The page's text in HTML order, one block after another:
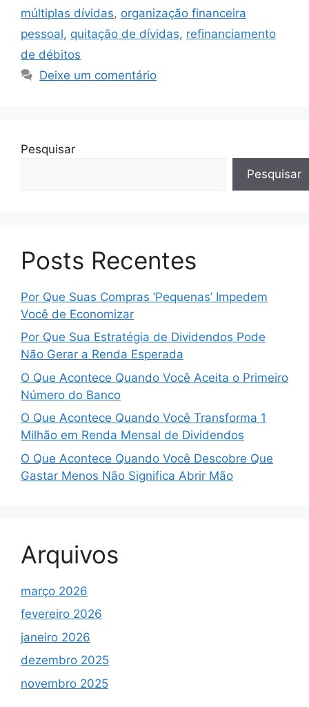
múltiplas dívidas, organização financeira
pessoal, quitação de dívidas, refinanciamento
de débitos
Deixe um comentário
Pesquisar
Pesquisar
Posts Recentes
Por Que Suas Compras ‘Pequenas’ Impedem
Você de Economizar
Por Que Sua Estratégia de Dividendos Pode
Não Gerar a Renda Esperada
O Que Acontece Quando Você Aceita o Primeiro
Número do Banco
O Que Acontece Quando Você Transforma 1
Milhão em Renda Mensal de Dividendos
O Que Acontece Quando Você Descobre Que
Gastar Menos Não Significa Abrir Mão
Arquivos
março 2026
fevereiro 2026
janeiro 2026
dezembro 2025
novembro 2025